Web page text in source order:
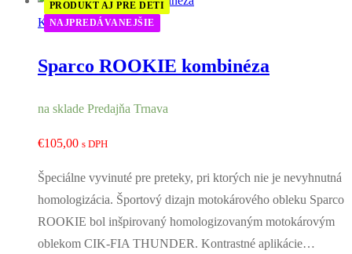
Kombinézy
PRODUKT AJ PRE DETI
NAJPREDÁVANEJŠIE
Sparco ROOKIE kombinéza
na sklade Predajňa Trnava
€105,00 s DPH
Špeciálne vyvinuté pre preteky, pri ktorých nie je nevyhnutná
homologizácia. Športový dizajn motokárového obleku Sparco
ROOKIE bol inšpirovaný homologizovaným motokárovým
oblekom CIK-FIA THUNDER. Kontrastné aplikácie…